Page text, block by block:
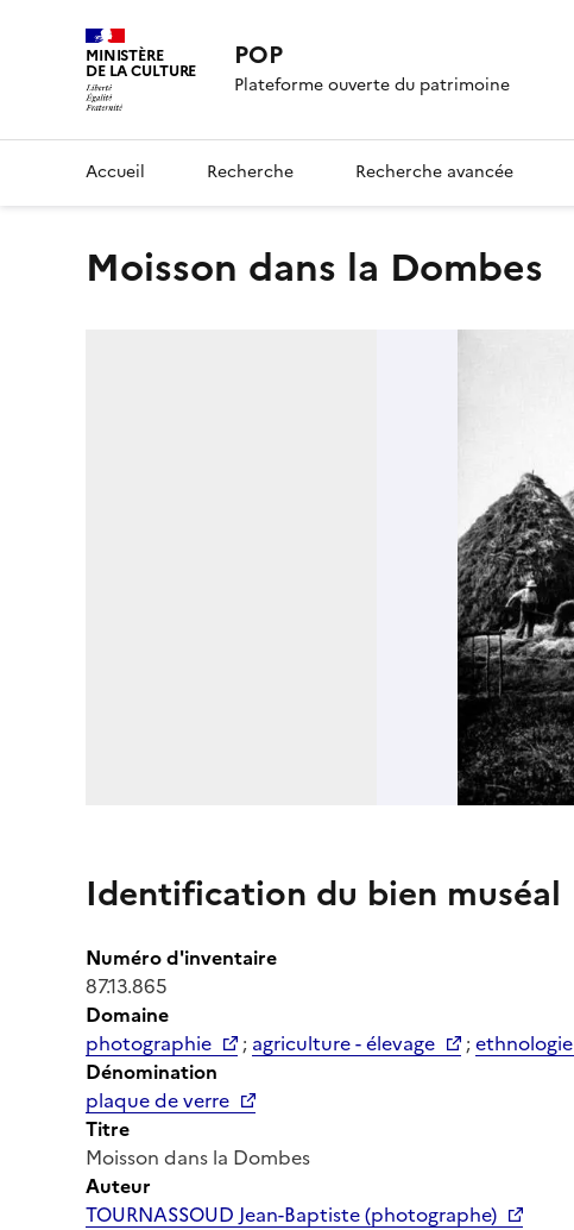
MINISTÈRE
DE LA CULTURE POP
Plateforme ouverte du patrimoine
Accueil Recherche Recherche avancée
Moisson dans la Dombes
Identification du bien muséal
Numéro d'inventaire
87.13.865
Domaine
photographie
; agriculture - élevage ;ethnologie
Dénomination
plaque de verre
Titre
Moisson dans la Dombes
Auteur
TOURNASSOUD Jean-Baptiste (photographe)